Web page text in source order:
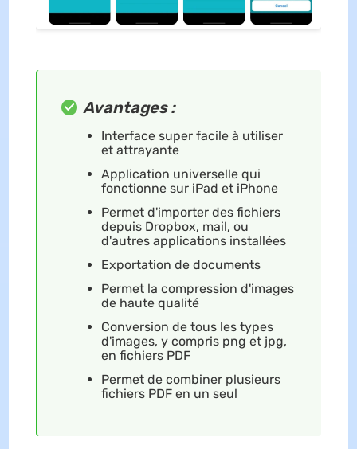
Avantages :
Interface super facile à utiliser
et attrayante
Application universelle qui
fonctionne sur iPad et iPhone
Permet d'importer des fichiers
depuis Dropbox, mail, ou
d'autres applications installées
Exportation de documents
Permet la compression d'images
de haute qualité
Conversion de tous les types
d'images, y compris png et jpg,
en fichiers PDF
Permet de combiner plusieurs
fichiers PDF en un seul